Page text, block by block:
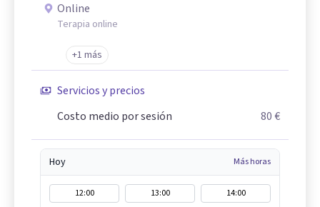
Online
Terapia online
+1 más
Servicios y precios
Costo medio por sesión
80 €
Hoy Más horas
12:00 13:00
14:00